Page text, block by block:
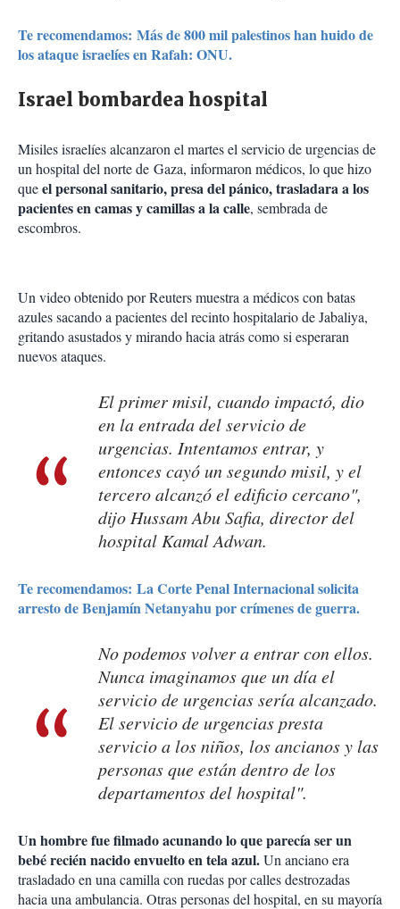
Te recomendamos: Más de 800 mil palestinos han huido de
los ataque israelíes en Rafah: ONU.
Israel bombardea hospital
Misiles israelíes alcanzaron el martes el servicio de urgencias de
un hospital del norte de Gaza, informaron médicos, lo que hizo
queel personal sanitario, presa del pánico, trasladara a los
pacientes en camas y camillas a la calle, sembrada de
escombros.
Un video obtenido por Reuters muestra a médicos con batas
azules sacando a pacientes del recinto hospitalario de Jabaliya,
gritando asustados y mirando hacia atrás como si esperaran
nuevos ataques.
El primer misil, cuando impactó, dio
en la entrada del servicio de
urgencias. Intentamos entrar, y
entonces cayó un segundo misil, y el
tercero alcanzó el edificio cercano",
dijo Hussam Abu Safia, director del
hospital Kamal Adwan.
Te recomendamos: La Corte Penal Internacional solicita
arresto de Benjamín Netanyahu por crímenes de guerra.
No podemos volver a entrar con ellos.
Nunca imaginamos que un día el
servicio de urgencias sería alcanzado.
El servicio de urgencias presta
servicio a los niños, los ancianos y las
personas que están dentro de los
departamentos del hospital".
Un hombre fue filmado acunando lo que parecía ser un
bebé recién nacido envuelto en tela azul.Un anciano era
trasladado en una camilla con ruedas por calles destrozadas
hacia una ambulancia. Otras personas del hospital, en su mayoría